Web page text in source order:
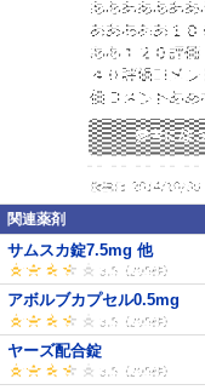
関連薬剤
サムスカ錠7.5mg 他
アボルブカプセル0.5mg
ヤーズ配合錠